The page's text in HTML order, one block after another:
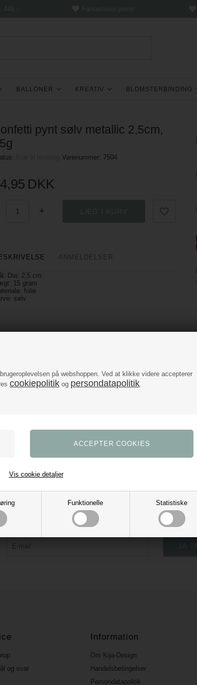
på webshoppen. Ved at klikke videre accepterer
cookiepolitik og persondatapolitik.
Funktionelle Statistiske
Vis cookie detaljer
BALLONER KREATIV BLOMSTERBINDING
pynt sølv metallic 2,5cm,
Klar til leveringVarenummer: 7504
DKK
+
ANMELDELSER
Dia: 2,5 cm
15 gram
folie
sølv
tips, kreative idéer, tilbud og nyheder.
fremsendes ved bekræftelse.
og svar
Information
Om Kija-Design
Handelsbetingelser
Persondatapolitik